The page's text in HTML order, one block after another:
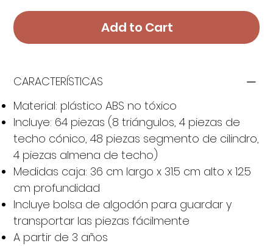
Add to Cart
CARACTERÍSTICAS
Material: plástico ABS no tóxico
Incluye: 64 piezas (8 triángulos, 4 piezas de
techo cónico, 48 piezas segmento de cilindro,
4 piezas almena de techo)
Medidas caja: 36 cm largo x 31.5 cm alto x 12.5
cm profundidad
Incluye bolsa de algodón para guardar y
transportar las piezas fácilmente
A partir de 3 años